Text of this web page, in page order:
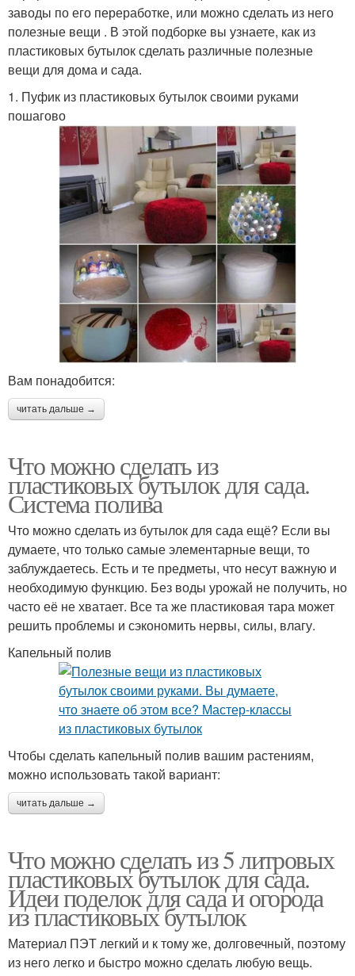
пластиковых бутылок
бутылки
Пенал из пластиковой
бутылки
Заготовки для
пластиковых бутылок
Лягушка из
пластиковой бутылки
Пластиковая бутылка Бутылки на даче
Бутылки из-под вина
Сова из пластиковых
бутылок
заводы по его переработке, или можно сделать из него
полезные вещи . В этой подборке вы узнаете, как из
пластиковых бутылок сделать различные полезные
вещи для дома и сада.
1. Пуфик из пластиковых бутылок своими руками
пошагово
Вам понадобится:
читать дальше →
Что можно сделать из
пластиковых бутылок для сада.
Система полива
Что можно сделать из бутылок для сада ещё? Если вы
думаете, что только самые элементарные вещи, то
заблуждаетесь. Есть и те предметы, что несут важную и
необходимую функцию. Без воды урожай не получить, но
часто её не хватает. Все та же пластиковая тара может
решить проблемы и сэкономить нервы, силы, влагу.
Капельный полив
Чтобы сделать капельный полив вашим растениям,
можно использовать такой вариант:
читать дальше →
Что можно сделать из 5 литровых
пластиковых бутылок для сада.
Идеи поделок для сада и огорода
из пластиковых бутылок
Материал ПЭТ легкий и к тому же, долговечный, поэтому
из него легко и быстро можно сделать любую вещь.